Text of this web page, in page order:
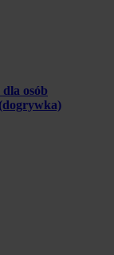
osób